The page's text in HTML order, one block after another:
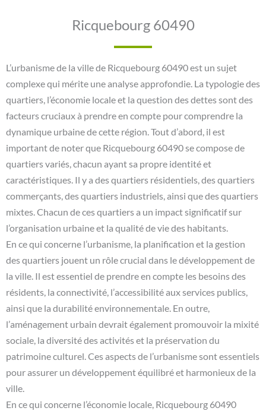
Ricquebourg 60490
L’urbanisme de la ville de Ricquebourg 60490 est un sujet
complexe qui mérite une analyse approfondie. La typologie des
quartiers, l’économie locale et la question des dettes sont des
facteurs cruciaux à prendre en compte pour comprendre la
dynamique urbaine de cette région. Tout d’abord, il est
important de noter que Ricquebourg 60490 se compose de
quartiers variés, chacun ayant sa propre identité et
caractéristiques. Il y a des quartiers résidentiels, des quartiers
commerçants, des quartiers industriels, ainsi que des quartiers
mixtes. Chacun de ces quartiers a un impact significatif sur
l’organisation urbaine et la qualité de vie des habitants.
En ce qui concerne l’urbanisme, la planification et la gestion
des quartiers jouent un rôle crucial dans le développement de
la ville. Il est essentiel de prendre en compte les besoins des
résidents, la connectivité, l’accessibilité aux services publics,
ainsi que la durabilité environnementale. En outre,
l’aménagement urbain devrait également promouvoir la mixité
sociale, la diversité des activités et la préservation du
patrimoine culturel. Ces aspects de l’urbanisme sont essentiels
pour assurer un développement équilibré et harmonieux de la
ville.
En ce qui concerne l’économie locale, Ricquebourg 60490